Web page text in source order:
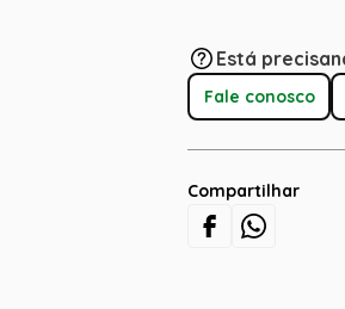
Está
Fale conosco
Compartilhar